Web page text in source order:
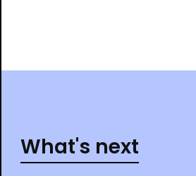
What's next